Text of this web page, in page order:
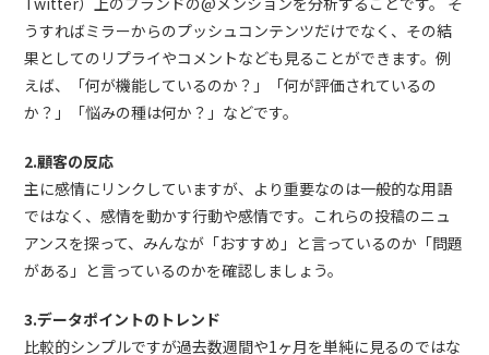
うすればミラーからのプッシュコンテンツだけでなく、その結
果としてのリプライやコメントなども見ることができます。例
えば、「何が機能しているのか？」「何が評価されているの
か？」「悩みの種は何か？」などです。
2.顧客の反応
主に感情にリンクしていますが、より重要なのは一般的な用語
ではなく、感情を動かす行動や感情です。これらの投稿のニュ
アンスを探って、みんなが「おすすめ」と言っているのか「問題
がある」と言っているのかを確認しましょう。
3.データポイントのトレンド
比較的シンプルですが過去数週間や1ヶ月を単純に見るのではな